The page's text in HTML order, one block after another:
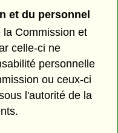
et du personnel
la Commission et
celle-ci ne
personnelle
ou ceux-ci
l'autorité de la